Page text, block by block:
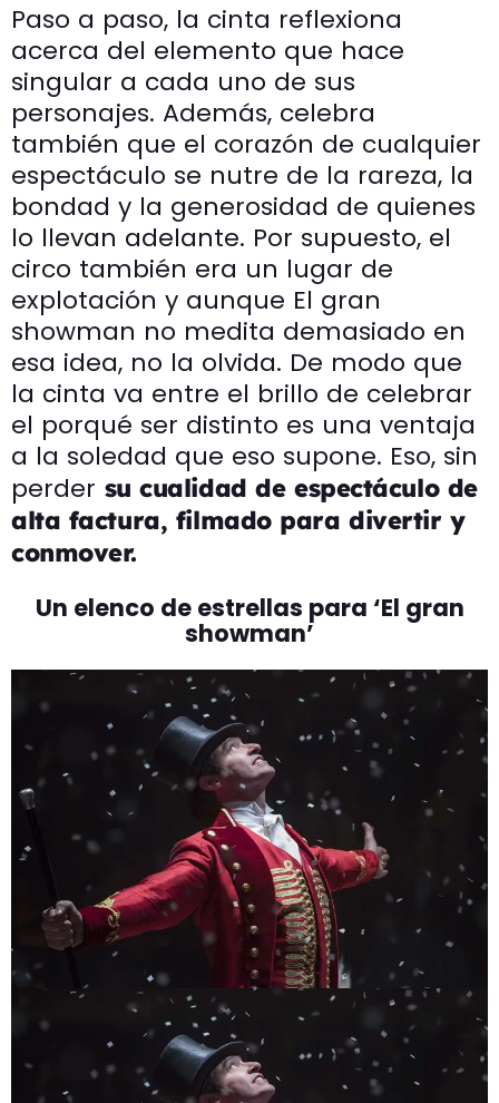
Paso a paso, la cinta reflexiona
acerca del elemento que hace
singular a cada uno de sus
personajes. Además, celebra
también que el corazón de cualquier
espectáculo se nutre de la rareza, la
bondad y la generosidad de quienes
lo llevan adelante. Por supuesto, el
circo también era un lugar de
explotación y aunque El gran
showman no medita demasiado en
esa idea, no la olvida. De modo que
la cinta va entre el brillo de celebrar
el porqué ser distinto es una ventaja
a la soledad que eso supone. Eso, sin
perder su cualidad de espectáculo de
alta factura, filmado para divertir y
conmover.
Un elenco de estrellas para ‘El gran
showman’